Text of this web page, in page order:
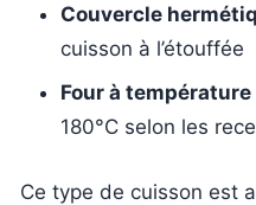
Couvercle
cuisson à l’étouffée
Four à
180°C selon les
Ce type de cuisson est